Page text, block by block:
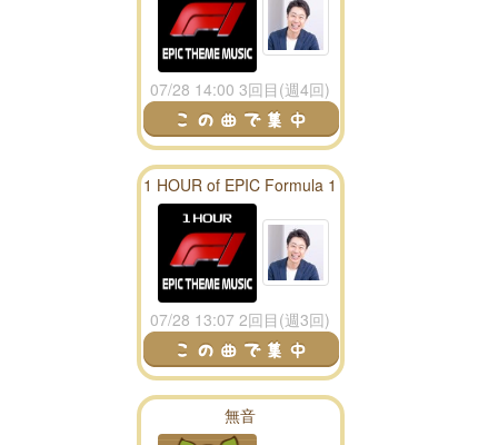
07/28 14:00 3回目(週4回)
1 HOUR of EPIC Formula 1
Theme Music
07/28 13:07 2回目(週3回)
無音